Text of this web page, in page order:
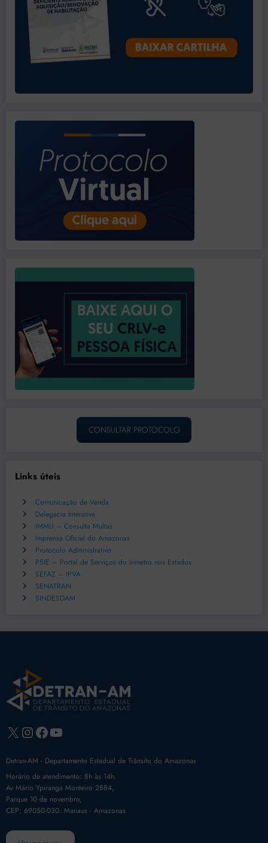
CONSULTAR PROTOCOLO
Links úteis
Comunicação de Venda
Delegacia Interativa
IMMU – Consulta Multas
Imprensa Oficial do Amazonas
Protocolo Administrativo
PSIE – Portal de Serviços do Inmetro nos Estados
SEFAZ – IPVA
SENATRAN
SINDESDAM
X Instagram
Facebook
Youtube
Detran-AM - Departamento Estadual de Trânsito do Amazonas
Horário de atendimento: 8h às 14h.
Av Mário Ypiranga Monteiro 2884,
Parque 10 de novembro,
CEP: 69050-030. Manaus - Amazonas